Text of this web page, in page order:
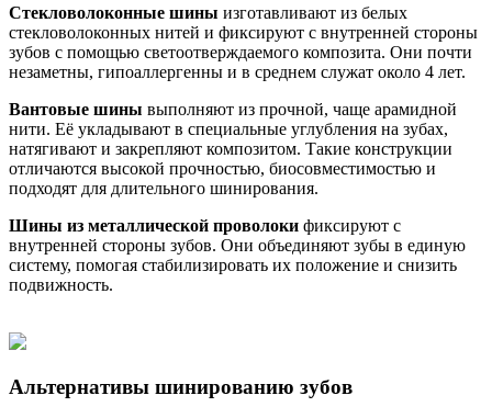
Стекловолоконные шины изготавливают из белых
стекловолоконных нитей и фиксируют с внутренней стороны
зубов с помощью светоотверждаемого композита. Они почти
незаметны, гипоаллергенны и в среднем служат около 4 лет.
Вантовые шины выполняют из прочной, чаще арамидной
нити. Её укладывают в специальные углубления на зубах,
натягивают и закрепляют композитом. Такие конструкции
отличаются высокой прочностью, биосовместимостью и
подходят для длительного шинирования.
Шины из металлической проволоки фиксируют с
внутренней стороны зубов. Они объединяют зубы в единую
систему, помогая стабилизировать их положение и снизить
подвижность.
Альтернативы шинированию зубов